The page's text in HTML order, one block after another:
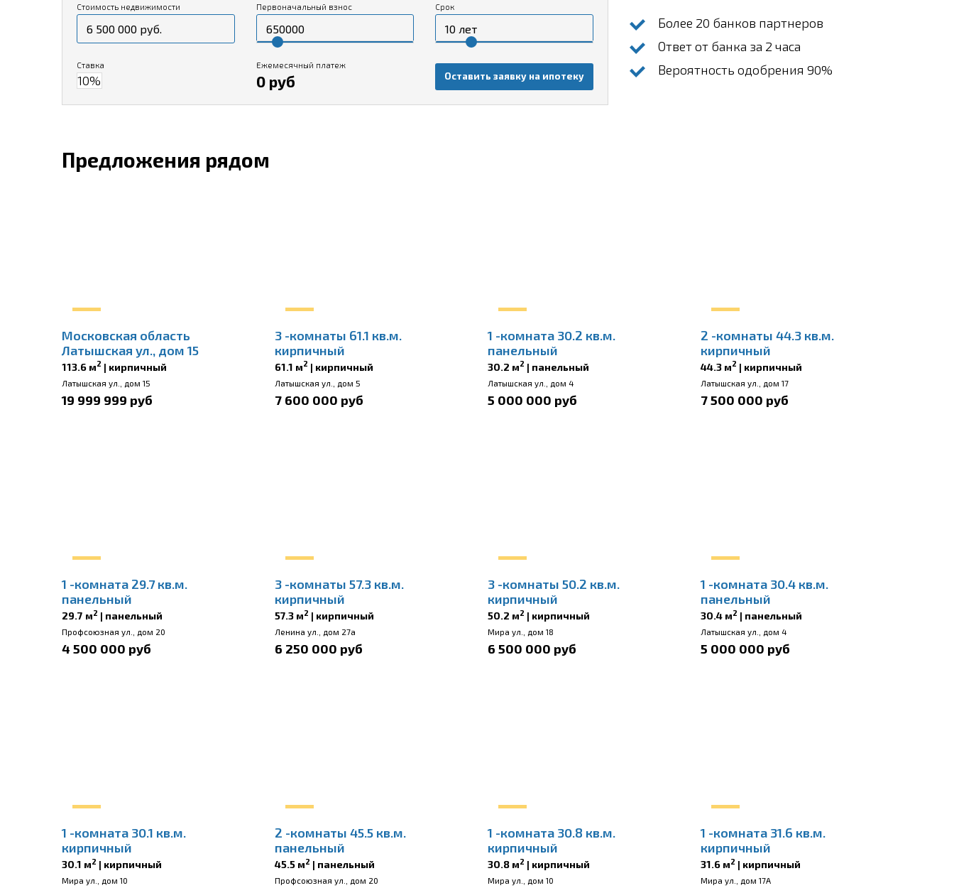
Стоимость недвижимости Первоначальный взнос Срок
Ставка Ежемесячный платеж
0 руб Оставить заявку на ипотеку
Более 20 банков партнеров
Ответ от банка за 2 часа
Вероятность одобрения 90%
Предложения рядом
Московская область
Латышская ул., дом 15
113.6 м2 | кирпичный
Латышская ул., дом 15
19 999 999 руб
3 -комнаты 61.1 кв.м.
кирпичный
61.1 м2 | кирпичный
Латышская ул., дом 5
7 600 000 руб
1 -комната 30.2 кв.м.
панельный
30.2 м2 | панельный
Латышская ул., дом 4
5 000 000 руб
2 -комнаты 44.3 кв.м.
кирпичный
44.3 м2 | кирпичный
Латышская ул., дом 17
7 500 000 руб
1 -комната 29.7 кв.м.
панельный
29.7 м2 | панельный
Профсоюзная ул., дом 20
4 500 000 руб
3 -комнаты 57.3 кв.м.
кирпичный
57.3 м2 | кирпичный
Ленина ул., дом 27а
6 250 000 руб
3 -комнаты 50.2 кв.м.
кирпичный
50.2 м2 | кирпичный
Мира ул., дом 18
6 500 000 руб
1 -комната 30.4 кв.м.
панельный
30.4 м2 | панельный
Латышская ул., дом 4
5 000 000 руб
1 -комната 30.1 кв.м.
кирпичный
30.1 м2 | кирпичный
Мира ул., дом 10
2 -комнаты 45.5 кв.м.
панельный
45.5 м2 | панельный
Профсоюзная ул., дом 20
1 -комната 30.8 кв.м.
кирпичный
30.8 м2 | кирпичный
Мира ул., дом 10
1 -комната 31.6 кв.м.
кирпичный
31.6 м2 | кирпичный
Мира ул., дом 17А